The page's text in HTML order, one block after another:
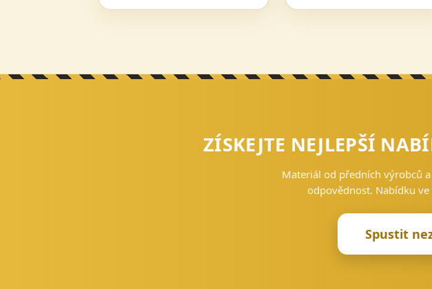
ZÍSKEJTE NEJLEPŠÍ
Materiál od předních výrobců
odpovědnost. Nabídku
Spustit